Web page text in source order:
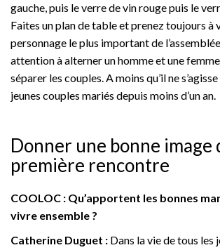
gauche, puis le verre de vin rouge puis le
Faites un plan de table et prenez toujours à
personnage le plus important de
attention à alterner un homme et une
séparer les couples. A moins qu’il ne
jeunes couples mariés depuis moins d’un an.
Donner une bonne image
première rencontre
COOLOC : Qu’apportent les bonnes
vivre ensemble ?
Catherine Duguet : Dans la vie de tous les